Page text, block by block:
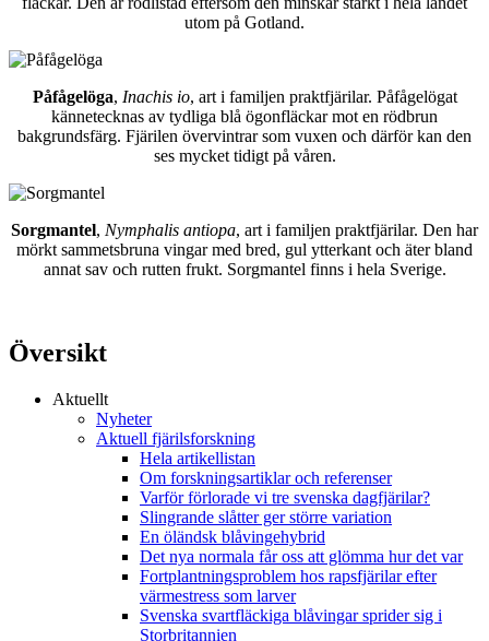
utom på Gotland.
Påfågelöga, Inachis io, art i familjen praktfjärilar. Påfågelögat
kännetecknas av tydliga blå ögonfläckar mot en rödbrun
bakgrundsfärg. Fjärilen övervintrar som vuxen och därför kan den
ses mycket tidigt på våren.
Sorgmantel, Nymphalis antiopa, art i familjen praktfjärilar. Den har
mörkt sammetsbruna vingar med bred, gul ytterkant och äter bland
annat sav och rutten frukt. Sorgmantel finns i hela Sverige.
Översikt
Aktuellt
Nyheter
Aktuell fjärilsforskning
Hela artikellistan
Om forskningsartiklar och referenser
Varför förlorade vi tre svenska dagfjärilar?
Slingrande slåtter ger större variation
En öländsk blåvingehybrid
Det nya normala får oss att glömma hur det var
Fortplantningsproblem hos rapsfjärilar efter
värmestress som larver
Svenska svartfläckiga blåvingar sprider sig i
Storbritannien